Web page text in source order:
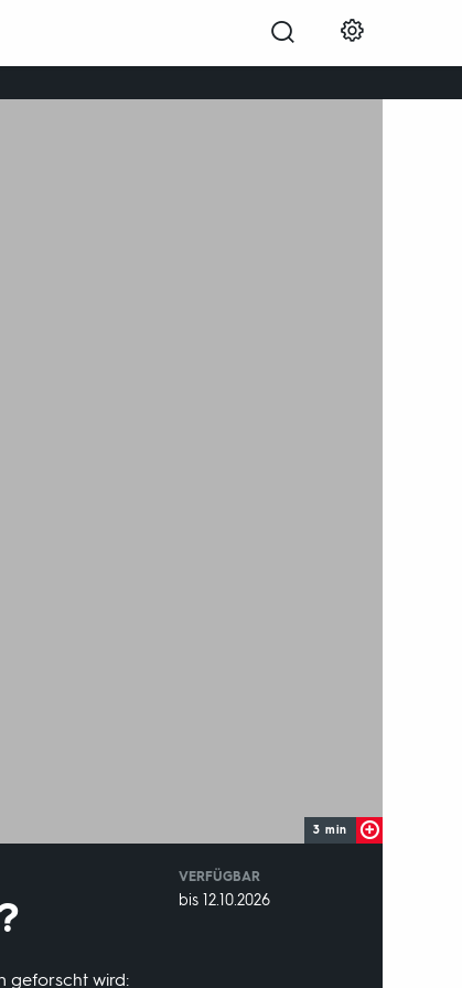
3 min
geforscht wird:
VERFÜGBAR
weltweit
VERFÜGBAR
bis 12.10.2026